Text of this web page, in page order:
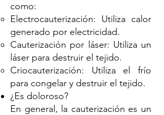
como:
Electrocauterización: Utiliza calor
generado por electricidad.
Cauterización por láser: Utiliza un
láser para destruir el tejido.
Criocauterización: Utiliza el frío
para congelar y destruir el tejido.
¿Es doloroso?
En general, la cauterización es un